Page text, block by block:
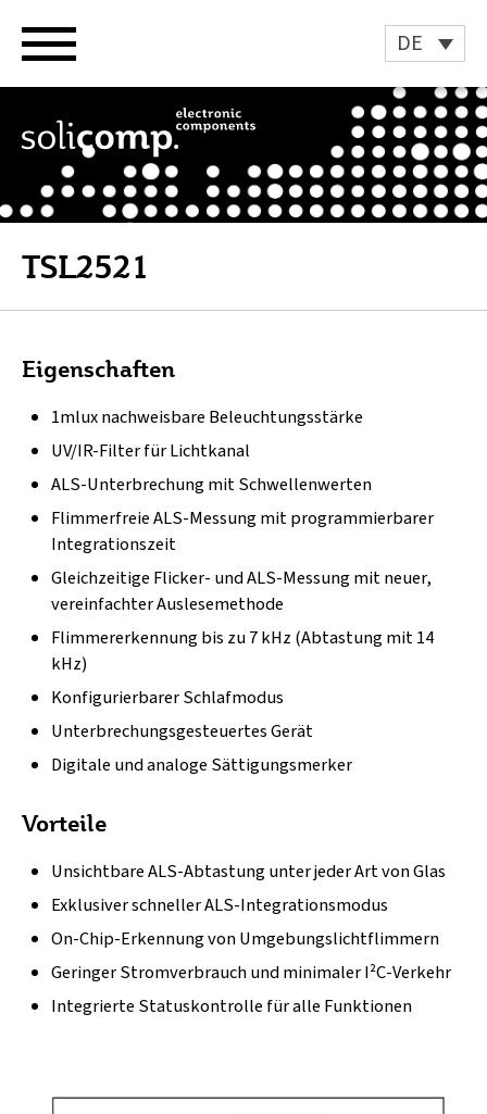
DE
Inhalt
TSL2521
Eigenschaften
1mlux nachweisbare Beleuchtungsstärke
UV/IR-Filter für Lichtkanal
ALS-Unterbrechung mit Schwellenwerten
Flimmerfreie ALS-Messung mit programmierbarer
Integrationszeit
Gleichzeitige Flicker- und ALS-Messung mit neuer,
vereinfachter Auslesemethode
Flimmererkennung bis zu 7 kHz (Abtastung mit 14
kHz)
Konfigurierbarer Schlafmodus
Unterbrechungsgesteuertes Gerät
Digitale und analoge Sättigungsmerker
Vorteile
Unsichtbare ALS-Abtastung unter jeder Art von Glas
Exklusiver schneller ALS-Integrationsmodus
On-Chip-Erkennung von Umgebungslichtflimmern
Geringer Stromverbrauch und minimaler I²C-Verkehr
Integrierte Statuskontrolle für alle Funktionen